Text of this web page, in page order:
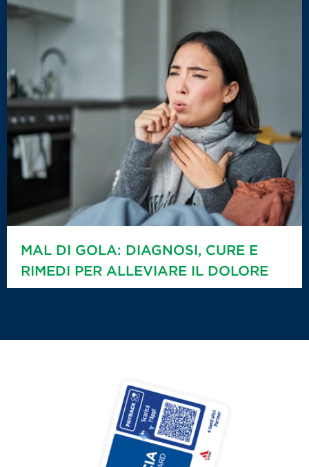
MAL DI GOLA: DIAGNOSI, CURE E
RIMEDI PER ALLEVIARE IL DOLORE